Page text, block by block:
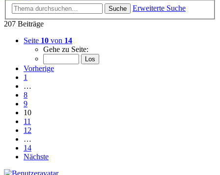
Suche
Erweiterte Suche
207 Beiträge
Seite 10 von 14
Gehe zu Seite:
Vorherige
1
…
8
9
10
11
12
…
14
Nächste